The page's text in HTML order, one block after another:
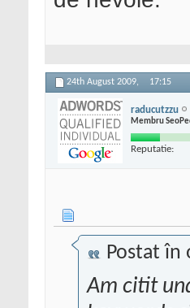
24th August 2009, 17:15
raducutzzu
Membru
Reputatie:
Postat în
Am citit